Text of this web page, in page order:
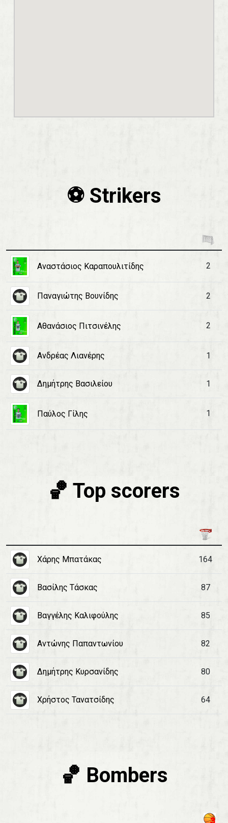
⚽️ Strikers
Αναστάσιος Καραπουλιτίδης 2
Παναγιώτης Βουνίδης 2
Αθανάσιος Πιτσινέλης 2
Ανδρέας Λιανέρης 1
Δημήτρης Βασιλείου 1
Παύλος Γίλης 1
🏀 Top scorers
Χάρης Μπατάκας 164
Βασίλης Τάσκας 87
Βαγγέλης Καλιφούλης 85
Αντώνης Παπαντωνίου 82
Δημήτρης Κυρσανίδης 80
Χρήστος Τανατσίδης 64
🏀 Bombers